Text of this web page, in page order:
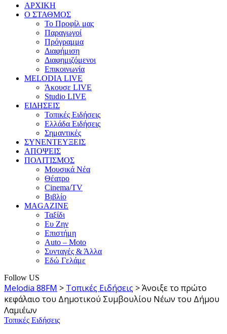
ΑΡΧΙΚΗ
Ο ΣΤΑΘΜΟΣ
Το Προφίλ μας
Παραγωγοί
Πρόγραμμα
Διαφήμιση
Διαφημιζόμενοι
Επικοινωνία
MELODIA LIVE
Άκουσε LIVE
Studio LIVE
ΕΙΔΗΣΕΙΣ
Τοπικές Ειδήσεις
Ελλάδα Ειδήσεις
Σημαντικές
ΣΥΝΕΝΤΕΥΞΕΙΣ
ΑΠΟΨΕΙΣ
ΠΟΛΙΤΙΣΜΟΣ
Μουσικά Νέα
Θέατρο
Cinema/TV
Βιβλίο
MAGAZINE
Ταξίδι
Ευ Ζην
Επιστήμη
Auto – Moto
Συνταγές & Άλλα
Εδώ Γελάμε
Follow US
Melodia 88FM > Τοπικές Ειδήσεις >Άνοιξε το πρώτο
κεφάλαιο του Δημοτικού Συμβουλίου Νέων του Δήμου
Λαμιέων
Τοπικές Ειδήσεις